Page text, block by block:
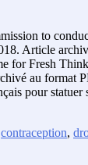
to
Article
for Fresh
au format
pour
contraception,